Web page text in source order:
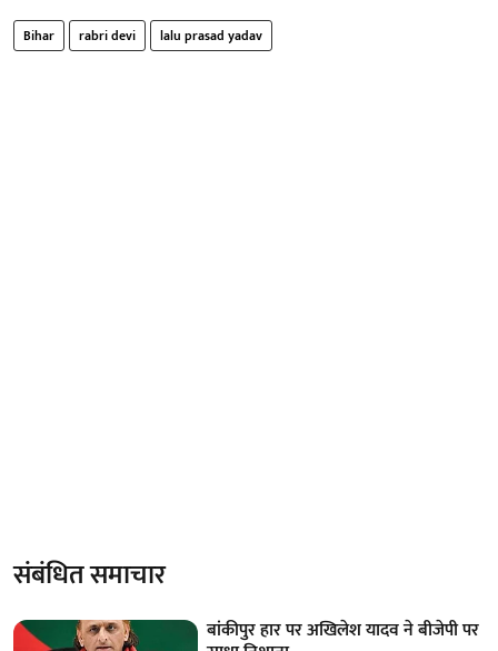
Bihar rabri devi lalu prasad yadav
संबंधित समाचार
बांकीपुर हार पर अखिलेश यादव ने बीजेपी पर